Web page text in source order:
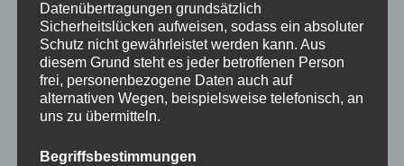
Info
Natur in Form
Termine
Stichworte
Allgäu Annette Rehle Atelier
Datenübertragungen grundsätzlich
Sicherheitslücken aufweisen, sodass ein absoluter
Schutz nicht gewährleistet werden kann. Aus
diesem Grund steht es jeder betroffenen Person
frei, personenbezogene Daten auch auf
alternativen Wegen, beispielsweise telefonisch, an
uns zu übermitteln.
Begriffsbestimmungen